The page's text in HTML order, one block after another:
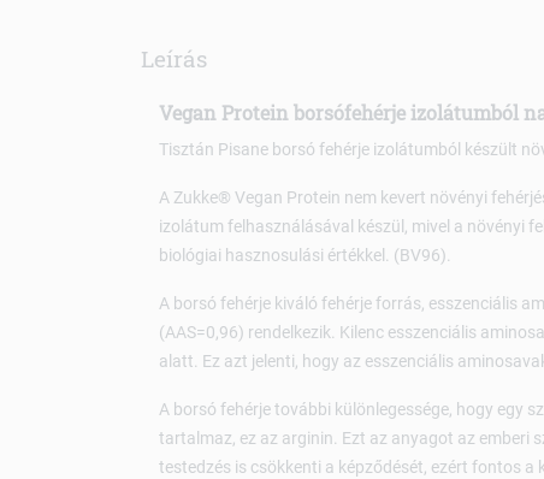
Leírás
Vegan Protein borsófehérje izolátumból
Tisztán Pisane borsó fehérje izolátumból készült
A Zukke® Vegan Protein nem kevert növényi
izolátum felhasználásával készül, mivel a növényi
biológiai hasznosulási értékkel. (BV96).
A borsó fehérje kiváló fehérje forrás, esszenciális
(AAS=0,96) rendelkezik. Kilenc esszenciális
alatt. Ez azt jelenti, hogy az esszenciális
A borsó fehérje további különlegessége, hogy egy
tartalmaz, ez az arginin. Ezt az anyagot az emberi
testedzés is csökkenti a képződését, ezért fontos